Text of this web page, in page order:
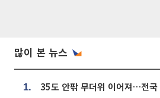
많이 본 뉴스
1.